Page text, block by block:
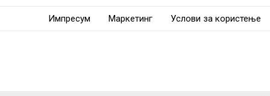
Импресум Маркетинг Услови за користење